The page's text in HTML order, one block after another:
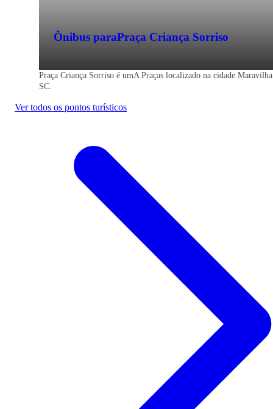
Ônibus paraPraça Criança Sorriso
Praça Criança Sorriso é umA Praças localizado na cidade
SC.
Ver todos os pontos turísticos